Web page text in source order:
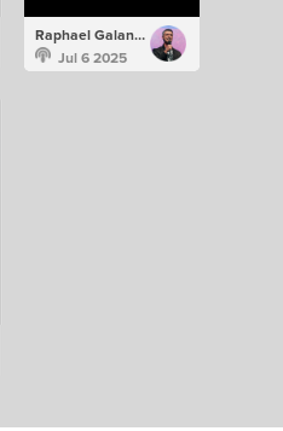
Raphael Galante
Jul 6 2025